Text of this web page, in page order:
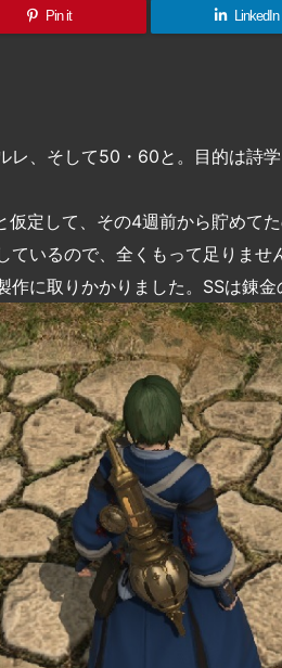
Pin it LinkedIn
レ、そして50・60と。目的は詩
定して、その4週前から貯めて
いるので、全くもって足りませ
に取りかかりました。SSは錬金